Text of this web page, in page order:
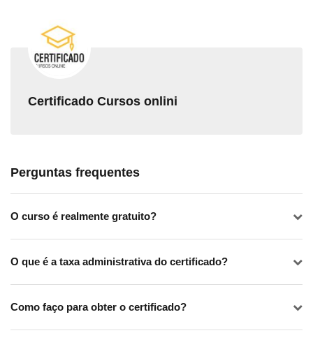
Curso online de
Curso online de
Curso online de
Certificado Cursos onlini
Perguntas frequentes
O curso é realmente gratuito?
O que é a taxa administrativa do certificado?
Como faço para obter o certificado?